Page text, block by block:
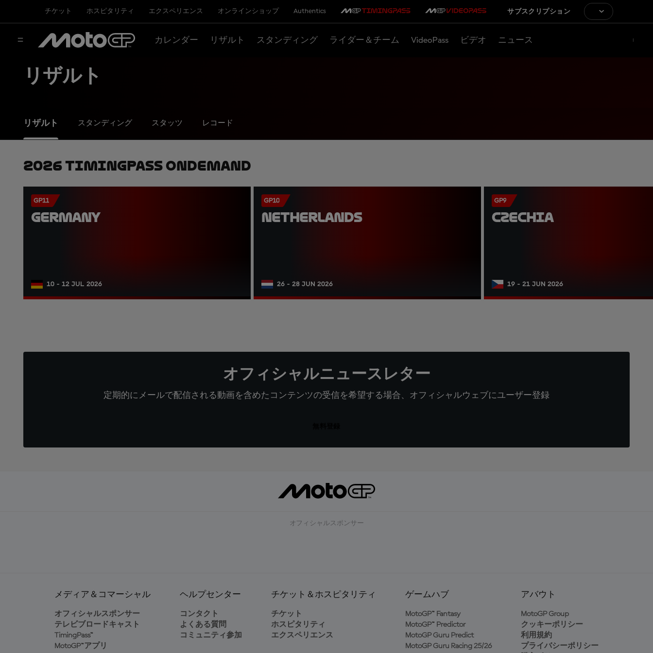
チケット ホスピタリティ エクスペリエンス オンラインショップ Authentics サブスクリプション
カレンダー リザルト スタンディング ライダー＆チーム VideoPass ビデオ ニュース
リザルト
リザルト スタンディング スタッツ レコード
2026 TimingPass OnDemand
GP11
GERMANY
10 - 12 JUL 2026
GP10
NETHERLANDS
26 - 28 JUN 2026
GP9
CZECHIA
19 - 21 JUN 2026
オフィシャルニュースレター
定期的にメールで配信される動画を含めたコンテンツの受信を希望する場合、オフィシャルウェブにユーザー登録
オフィシャルスポンサー
メディア＆コマーシャル
オフィシャルスポンサー
テレビブロードキャスト
TimingPass™
MotoGP™アプリ
ヘルプセンター
コンタクト
よくある質問
コミュニティ参加
チケット＆ホスピタリティ
チケット
ホスピタリティ
エクスペリエンス
ゲームハブ
MotoGP™ Fantasy
MotoGP™ Predictor
MotoGP Guru Predict
MotoGP Guru Racing 25/26
アバウト
MotoGP Group
クッキーポリシー
利用規約
プライバシーポリシー